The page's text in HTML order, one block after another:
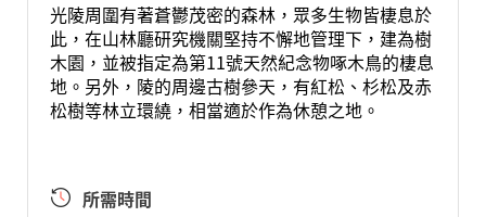
光陵周圍有著蒼鬱茂密的森林，眾多生物皆棲息於
此，在山林廳研究機關堅持不懈地管理下，建為樹
木園，並被指定為第11號天然紀念物啄木鳥的棲息
地。另外，陵的周邊古樹參天，有紅松、杉松及赤
松樹等林立環繞，相當適於作為休憩之地。
所需時間